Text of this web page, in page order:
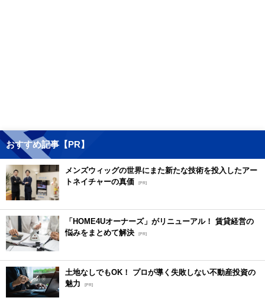
おすすめ記事【PR】
メンズウィッグの世界にまた新たな技術を投入したアー
トネイチャーの真価 [PR]
「HOME4Uオーナーズ」がリニューアル！ 賃貸経営の
悩みをまとめて解決 [PR]
土地なしでもOK！ プロが導く失敗しない不動産投資の
魅力
[PR]